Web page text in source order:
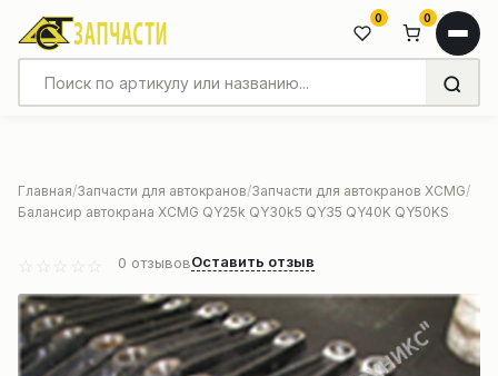
0 0
Главная Запчасти для автокранов Запчасти для автокранов XCMG
Балансир автокрана XCMG QY25k QY30k5 QY35 QY40K QY50KS
0 отзывовОставить отзыв